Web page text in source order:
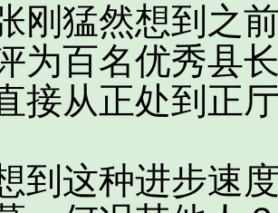
猛然想到之前
为百名优秀县
接从正处到正
这种进步速度